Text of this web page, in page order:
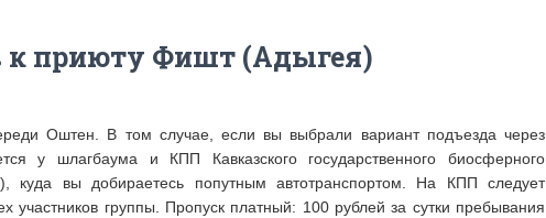
приюту Фишт (Адыгея)
Оштен. В том случае, если вы выбрали вариант подъезда через
у шлагбаума и КПП Кавказского государственного биосферного
куда вы добираетесь попутным автотранспортом. На КПП следует
участников группы. Пропуск платный: 100 рублей за сутки пребывания